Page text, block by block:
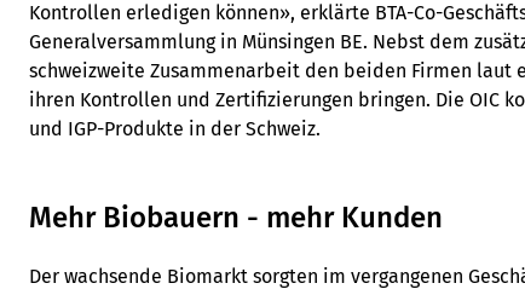
Kontrollen erledigen können», erklärte BTA-Co-
Generalversammlung in Münsingen BE. Nebst dem
schweizweite Zusammenarbeit den beiden Firmen laut
ihren Kontrollen und Zertifizierungen bringen. Die OIC
und IGP-Produkte in der Schweiz.
Mehr Biobauern - mehr Kunden
Der wachsende Biomarkt sorgten im vergangenen